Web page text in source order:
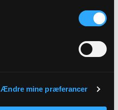
Ændre mine præferancer